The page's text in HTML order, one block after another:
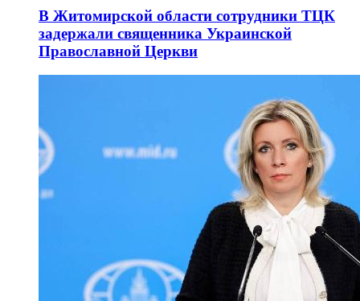
В Житомирской области сотрудники ТЦК
задержали священника Украинской
Православной Церкви